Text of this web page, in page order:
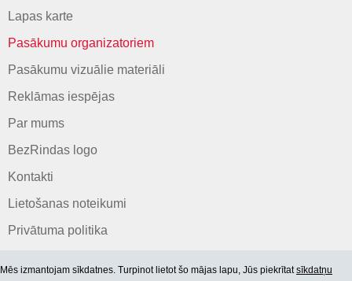
Lapas karte
Pasākumu organizatoriem
Pasākumu vizuālie materiāli
Reklāmas iespējas
Par mums
BezRindas logo
Kontakti
Lietošanas noteikumi
Privātuma politika
Mēs izmantojam sīkdatnes. Turpinot lietot šo mājas lapu, Jūs piekrītatsīkdatņu